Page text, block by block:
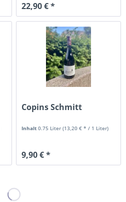
22,90 € *
Copins Schmitt
Inhalt0.75 Liter(13,20 € * / 1 Liter)
9,90 € *